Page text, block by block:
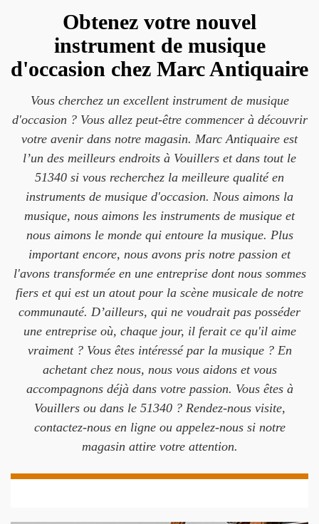
Obtenez votre nouvel
instrument de musique
d'occasion chez Marc Antiquaire
Vous cherchez un excellent instrument de musique
d'occasion ? Vous allez peut-être commencer à découvrir
votre avenir dans notre magasin. Marc Antiquaire est
l’un des meilleurs endroits à Vouillers et dans tout le
51340 si vous recherchez la meilleure qualité en
instruments de musique d'occasion. Nous aimons la
musique, nous aimons les instruments de musique et
nous aimons le monde qui entoure la musique. Plus
important encore, nous avons pris notre passion et
l'avons transformée en une entreprise dont nous sommes
fiers et qui est un atout pour la scène musicale de notre
communauté. D’ailleurs, qui ne voudrait pas posséder
une entreprise où, chaque jour, il ferait ce qu'il aime
vraiment ? Vous êtes intéressé par la musique ? En
achetant chez nous, nous vous aidons et vous
accompagnons déjà dans votre passion. Vous êtes à
Vouillers ou dans le 51340 ? Rendez-nous visite,
contactez-nous en ligne ou appelez-nous si notre
magasin attire votre attention.